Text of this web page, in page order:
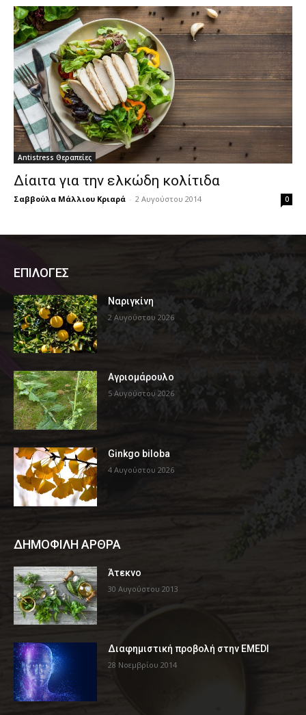
Antistress Θεραπείες
Δίαιτα για την ελκώδη κολίτιδα
Σαββούλα Μάλλιου Κριαρά - 2 Αυγούστου 2014 0
ΕΠΙΛΟΓΕΣ
Ναριγκίνη
2 Αυγούστου 2026
Αγριομάρουλο
5 Αυγούστου 2026
Ginkgo biloba
4 Αυγούστου 2026
ΔΗΜΟΦΙΛΗ ΑΡΘΡΑ
Άτεκνο
30 Αυγούστου 2013
Διαφημιστική προβολή στην EMEDI
28 Νοεμβρίου 2014